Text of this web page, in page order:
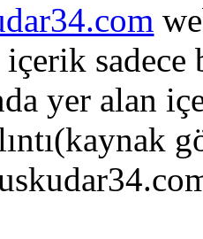
sadece
yer alan